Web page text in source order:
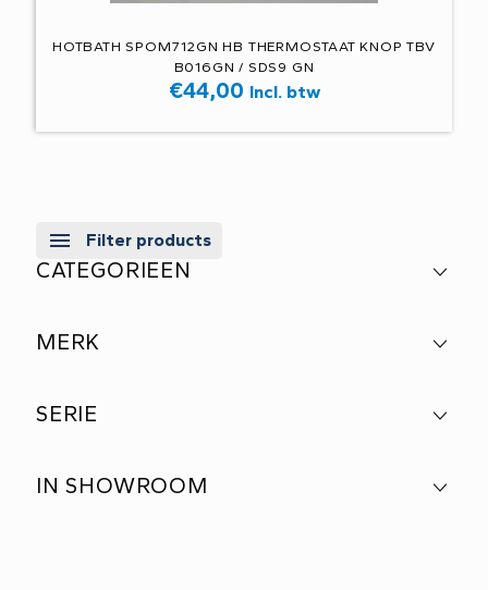
HOTBATH SPOM712GN HB THERMOSTAAT KNOP TBV
B016GN / SDS9 GN
€44,00 Incl. btw
Filter products
CATEGORIEEN
MERK
SERIE
IN SHOWROOM